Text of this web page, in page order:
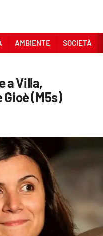
AMBIENTE SOCIETÀ
a Villa,
(M5s)